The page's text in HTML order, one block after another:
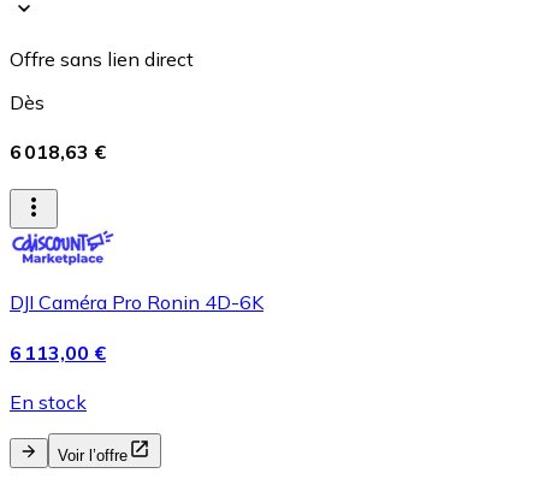
Offre sans lien direct
Dès
6 018,63 €
DJI Caméra Pro Ronin 4D-6K
6 113,00 €
En stock
Voir l’offre